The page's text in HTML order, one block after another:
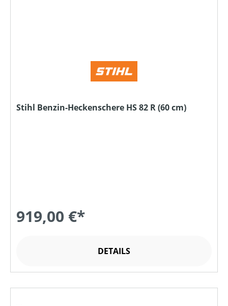
Stihl Benzin-Heckenschere HS 82 R (60 cm)
919,00 €*
DETAILS